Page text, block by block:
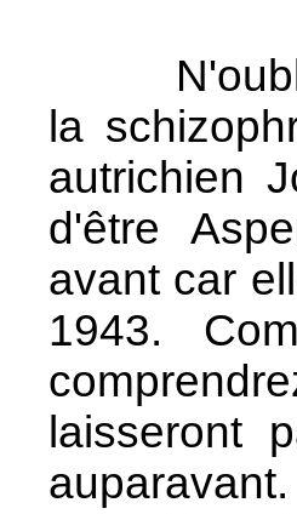
la
autrichien
d'être
avant car
1943.
laisseront
auparavant.